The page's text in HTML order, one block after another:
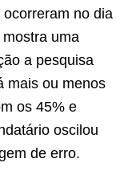
no dia
uma
a pesquisa
mais ou menos
os 45% e
oscilou
de erro.